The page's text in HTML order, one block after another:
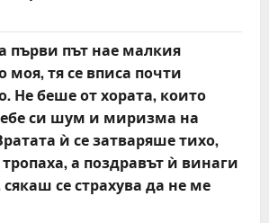
първи път нае малкия
моя, тя се вписа почти
Не беше от хората, които
си шум и миризма на
ѝ се затваряше тихо,
а поздравът ѝ винаги
се страхува да не ме